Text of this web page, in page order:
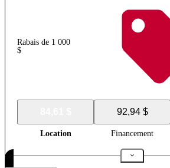
Rabais de 1 000
$
92,94 $
Location Financement